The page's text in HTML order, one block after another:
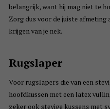
belangrijk, want hij mag niet te
Zorg dus voor de juiste afmeting
krijgen van je nek.
Rugslaper
Voor rugslapers die van een
hoofdkussen met een latex
zeker ook stevige kussens met